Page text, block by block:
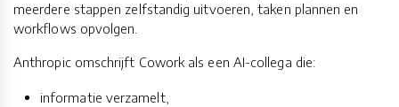
meerdere stappen zelfstandig uitvoeren, taken plannen en
workflows opvolgen.
Anthropic omschrijft Cowork als een AI-collega die:
informatie verzamelt,